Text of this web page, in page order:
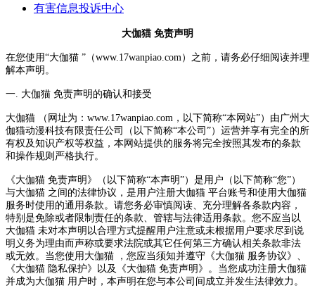
有害信息投诉中心
大伽猫 免责声明
在您使用“大伽猫 ”（www.17wanpiao.com）之前，请务必仔细阅读并理
解本声明。
一. 大伽猫 免责声明的确认和接受
大伽猫 （网址为：www.17wanpiao.com，以下简称“本网站”）由广州大
伽猫动漫科技有限责任公司（以下简称“本公司”）运营并享有完全的所
有权及知识产权等权益，本网站提供的服务将完全按照其发布的条款
和操作规则严格执行。
《大伽猫 免责声明》（以下简称“本声明”）是用户（以下简称“您”）
与大伽猫 之间的法律协议，是用户注册大伽猫 平台账号和使用大伽猫
服务时使用的通用条款。请您务必审慎阅读、充分理解各条款内容，
特别是免除或者限制责任的条款、管辖与法律适用条款。您不应当以
大伽猫 未对本声明以合理方式提醒用户注意或未根据用户要求尽到说
明义务为理由而声称或要求法院或其它任何第三方确认相关条款非法
或无效。当您使用大伽猫 ，您应当须知并遵守《大伽猫 服务协议》、
《大伽猫 隐私保护》以及《大伽猫 免责声明》。当您成功注册大伽猫
并成为大伽猫 用户时，本声明在您与本公司间成立并发生法律效力。